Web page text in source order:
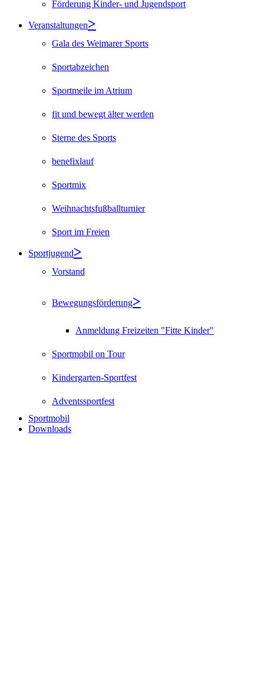
Förderung Kinder- und Jugendsport
Veranstaltungen
Gala des Weimarer Sports
Sportabzeichen
Sportmeile im Atrium
fit und bewegt älter werden
Sterne des Sports
benefixlauf
Sportmix
Weihnachtsfußballturnier
Sport im Freien
Sportjugend
Vorstand
Bewegungsförderung
Anmeldung Freizeiten "Fitte Kinder"
Sportmobil on Tour
Kindergarten-Sportfest
Adventssportfest
Sportmobil
Downloads